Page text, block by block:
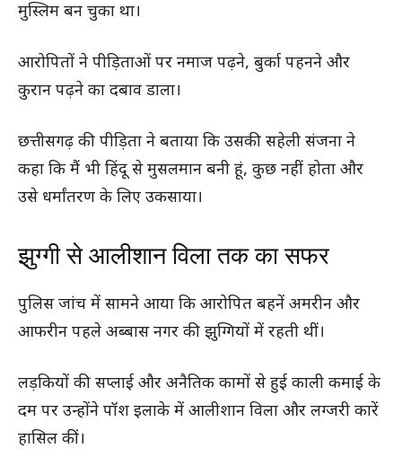
मुस्लिम बन चुका था।
आरोपितों ने पीड़िताओं पर नमाज पढ़ने, बुर्का पहनने और
कुरान पढ़ने का दबाव डाला।
छत्तीसगढ़ की पीड़िता ने बताया कि उसकी सहेली संजना ने
कहा कि मैं भी हिंदू से मुसलमान बनी हूं, कुछ नहीं होता और
उसे धर्मांतरण के लिए उकसाया।
झुग्गी से आलीशान विला तक का सफर
पुलिस जांच में सामने आया कि आरोपित बहनें अमरीन और
आफरीन पहले अब्बास नगर की झुग्गियों में रहती थीं।
लड़कियों की सप्लाई और अनैतिक कामों से हुई काली कमाई के
दम पर उन्होंने पॉश इलाके में आलीशान विला और लग्जरी कारें
हासिल कीं।